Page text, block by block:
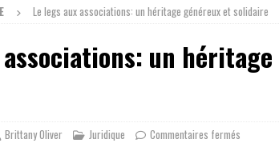
23, 2026 ] Les témoignages clients sur Axa assurance auto en 2026
Cidff 94 : Quelles démarches juridiques sont prises en
4, 2026 ]
Les différences entre le Cidff 94 et d’autres services
Le legs aux associations: un héritage généreux et solidaire
associations: un
Brittany Oliver Juridique Commentaires fermés